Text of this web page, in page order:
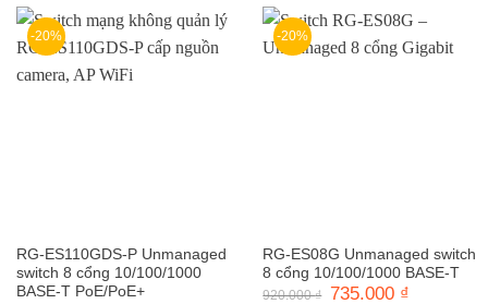
1.185.000 ₫.
-20%
RG-ES110GDS-P Unmanaged
switch 8 cổng 10/100/1000
BASE-T PoE/PoE+
-20%
RG-ES08G Unmanaged switch
8 cổng 10/100/1000 BASE-T
920.000₫ Giá
735.000 ₫